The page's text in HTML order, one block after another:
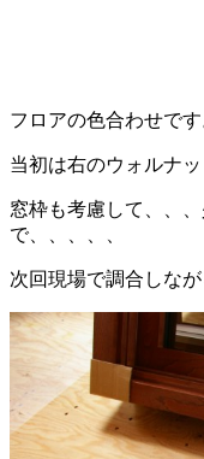
フロアの色合わせです
当初は右のウォルナ
窓枠も考慮して、、
で、、、、、
次回現場で調合しな